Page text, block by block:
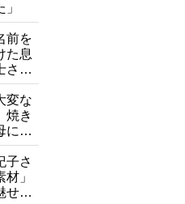
袋が直接触れないようにする
前を
た息
さん
変な
焼き
に息
由
子さ
」
せる